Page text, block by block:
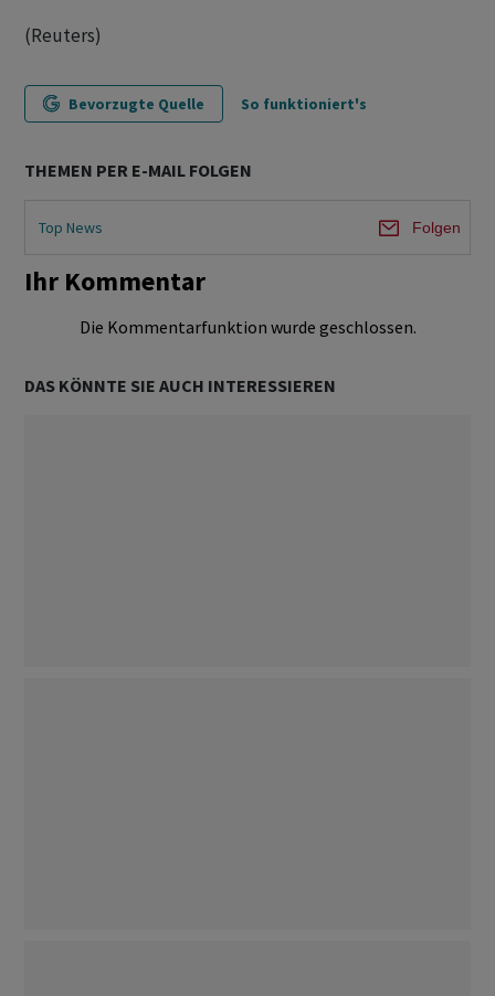
(Reuters)
Bevorzugte Quelle So funktioniert's
THEMEN PER E-MAIL FOLGEN
Top News Folgen
Ihr Kommentar
Die Kommentarfunktion wurde geschlossen.
DAS KÖNNTE SIE AUCH INTERESSIEREN